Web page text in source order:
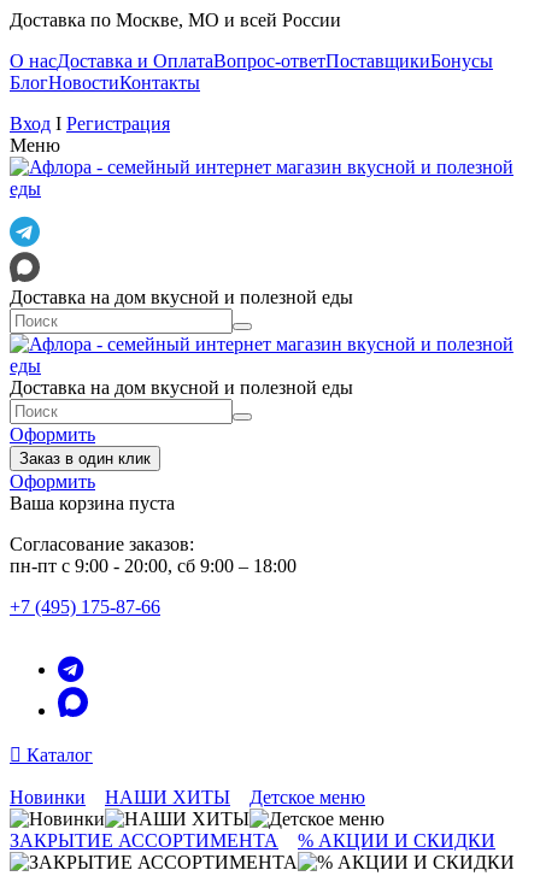
Доставка по Москве, МО и всей России
О насДоставка и ОплатаВопрос-ответПоставщикиБонусы
БлогНовостиКонтакты
Вход I Регистрация
Меню
Доставка на дом вкусной и полезной еды
Доставка на дом вкусной и полезной еды
Оформить
Заказ в один клик
Оформить
Ваша корзина пуста
Согласование заказов:
пн-пт с 9:00 - 20:00, сб 9:00 – 18:00
+7 (495) 175-87-66
Каталог
Новинки НАШИ ХИТЫ Детское меню
ЗАКРЫТИЕ АССОРТИМЕНТА % АКЦИИ И СКИДКИ